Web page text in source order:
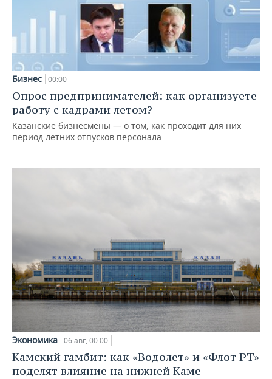
Бизнес 00:00
Опрос предпринимателей: как организуете
работу с кадрами летом?
Казанские бизнесмены — о том, как проходит для них
период летних отпусков персонала
Экономика 06 авг, 00:00
Камский гамбит: как «Водолет» и «Флот РТ»
поделят влияние на нижней Каме